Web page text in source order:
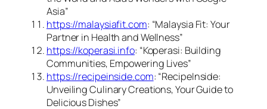
Asia”
https://malaysiafit.com: “Malaysia Fit: Your
Partner in Health and Wellness”
https://koperasi.info: “Koperasi: Building
Communities, Empowering Lives”
https://recipeinside.com: “RecipeInside:
Unveiling Culinary Creations, Your Guide to
Delicious Dishes”